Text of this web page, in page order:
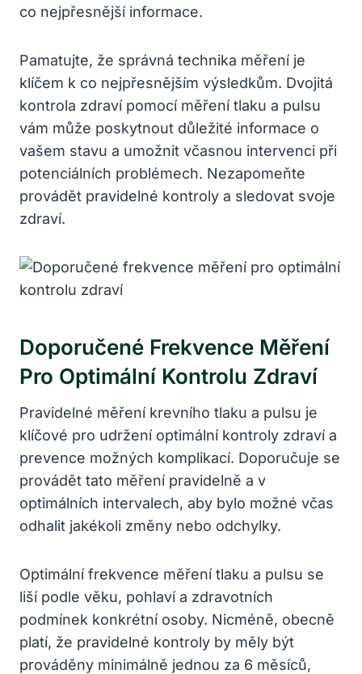
co nejpřesnější informace.
Pamatujte, že správná technika měření je
klíčem k co nejpřesnějším výsledkům. Dvojitá
kontrola zdraví pomocí měření tlaku a pulsu
vám může poskytnout důležité informace o
vašem stavu a umožnit včasnou intervenci při
potenciálních problémech. Nezapomeňte
provádět pravidelné kontroly a sledovat svoje
zdraví.
Doporučené Frekvence Měření
Pro Optimální Kontrolu Zdraví
Pravidelné měření krevního tlaku a pulsu je
klíčové pro udržení optimální kontroly zdraví a
prevence možných komplikací. Doporučuje se
provádět tato měření pravidelně a v
optimálních intervalech, aby bylo možné včas
odhalit jakékoli změny nebo odchylky.
Optimální frekvence měření tlaku a pulsu se
liší podle věku, pohlaví a zdravotních
podmínek konkrétní osoby. Nicméně, obecně
platí, že pravidelné kontroly by měly být
prováděny minimálně jednou za 6 měsíců,